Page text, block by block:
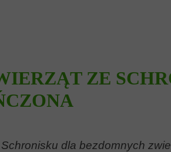
Schronisku dla bezdomnych
ZE